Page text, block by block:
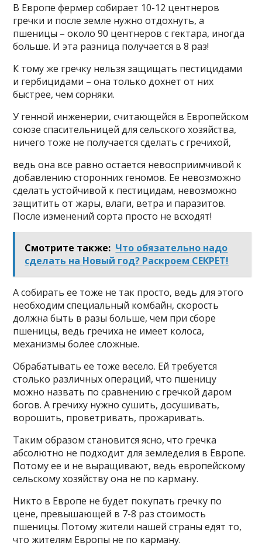
В Европе фермер собирает 10-12 центнеров
гречки и после земле нужно отдохнуть, а
пшеницы – около 90 центнеров с гектара, иногда
больше. И эта разница получается в 8 раз!
К тому же гречку нельзя защищать пестицидами
и гербицидами – она только дохнет от них
быстрее, чем сорняки.
У генной инженерии, считающейся в Европейском
союзе спасительницей для сельского хозяйства,
ничего тоже не получается сделать с гречихой,
ведь она все равно остается невосприимчивой к
добавлению сторонних геномов. Ее невозможно
сделать устойчивой к пестицидам, невозможно
защитить от жары, влаги, ветра и паразитов.
После изменений сорта просто не всходят!
Смотрите также: Что обязательно надо
сделать на Новый год? Раскроем СЕКРЕТ!
А собирать ее тоже не так просто, ведь для этого
необходим специальный комбайн, скорость
должна быть в разы больше, чем при сборе
пшеницы, ведь гречиха не имеет колоса,
механизмы более сложные.
Обрабатывать ее тоже весело. Ей требуется
столько различных операций, что пшеницу
можно назвать по сравнению с гречкой даром
богов. А гречиху нужно сушить, досушивать,
ворошить, проветривать, прожаривать.
Таким образом становится ясно, что гречка
абсолютно не подходит для земледелия в Европе.
Потому ее и не выращивают, ведь европейскому
сельскому хозяйству она не по карману.
Никто в Европе не будет покупать гречку по
цене, превышающей в 7-8 раз стоимость
пшеницы. Потому жители нашей страны едят то,
что жителям Европы не по карману.